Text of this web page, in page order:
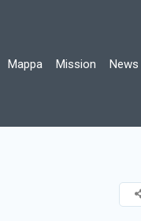
Mappa Mission News